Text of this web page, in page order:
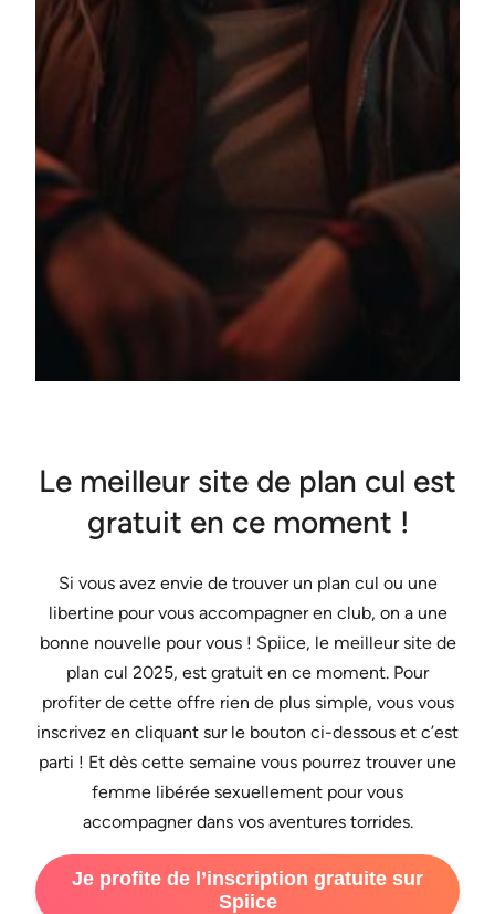
Le meilleur site de plan cul est
gratuit en ce moment !
Si vous avez envie de trouver un plan cul ou une
libertine pour vous accompagner en club, on a une
bonne nouvelle pour vous ! Spiice, le meilleur site de
plan cul 2025, est gratuit en ce moment. Pour
profiter de cette offre rien de plus simple, vous vous
inscrivez en cliquant sur le bouton ci-dessous et c’est
parti ! Et dès cette semaine vous pourrez trouver une
femme libérée sexuellement pour vous
accompagner dans vos aventures torrides.
Je profite de l’inscription gratuite sur
Spiice